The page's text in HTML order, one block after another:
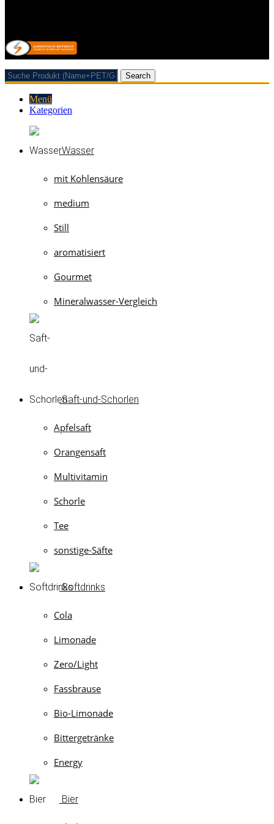
Search
Menü
Kategorien
Wasser
mit Kohlensäure
medium
Still
aromatisiert
Gourmet
Mineralwasser-Vergleich
Saft-und-Schorlen
Apfelsaft
Orangensaft
Multivitamin
Schorle
Tee
sonstige-Säfte
Softdrinks
Cola
Limonade
Zero/Light
Fassbrause
Bio-Limonade
Bittergetränke
Energy
Bier